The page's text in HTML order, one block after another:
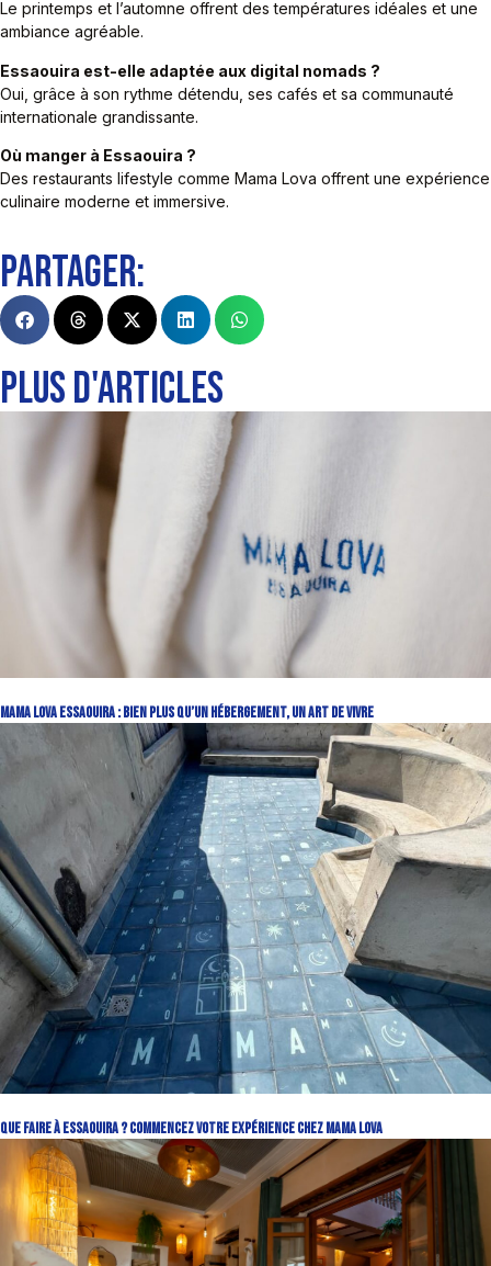
Le printemps et l’automne offrent des températures idéales et une
ambiance agréable.
Essaouira est-elle adaptée aux digital nomads ?
Oui, grâce à son rythme détendu, ses cafés et sa communauté
internationale grandissante.
Où manger à Essaouira ?
Des restaurants lifestyle comme Mama Lova offrent une expérience
culinaire moderne et immersive.
PARTAGER:
PLUS D'ARTICLES
Mama Lova Essaouira : Bien Plus Qu’un Hébergement, Un Art de Vivre
Que Faire à Essaouira ? Commencez Votre Expérience Chez Mama Lova